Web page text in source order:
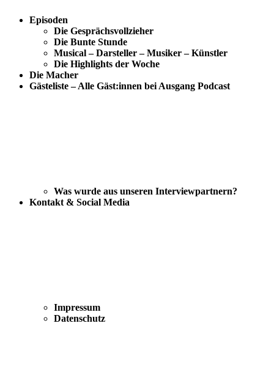
Episoden
Die Gesprächsvollzieher
Die Bunte Stunde
Musical – Darsteller – Musiker – Künstler
Die Highlights der Woche
Die Macher
Gästeliste – Alle Gäst:innen bei Ausgang Podcast
Was wurde aus unseren Interviewpartnern?
Kontakt & Social Media
Impressum
Datenschutz